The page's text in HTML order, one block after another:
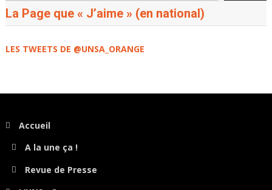
La Page que « J’aime » (en national)
LES TWEETS DE @UNSA_ORANGE
Accueil
A la une ça !
Revue de Presse